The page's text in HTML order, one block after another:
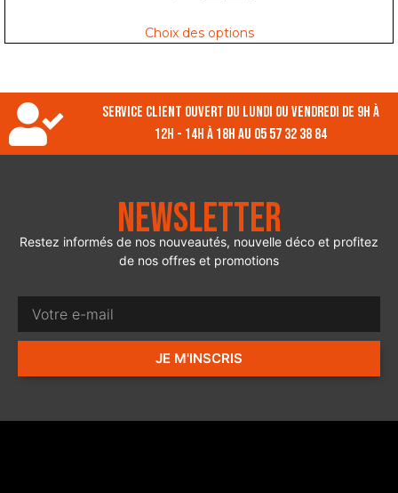
Choix des options
Service client ouvert du lundi ou vendredi de 9h à
12h - 14h à 18h au 05 57 32 38 84
Newsletter
Restez informés de nos nouveautés, nouvelle déco et profitez
de nos offres et promotions
JE M'INSCRIS